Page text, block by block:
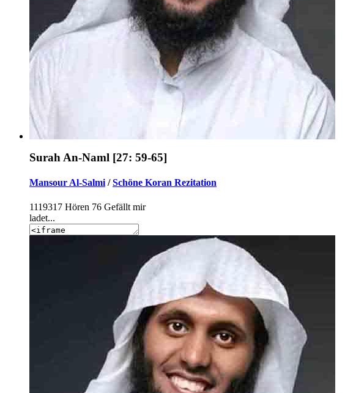
Surah An-Naml [27: 59-65]
Mansour Al-Salmi /Schöne Koran Rezitation
1119317 Hören 76 Gefällt mir
ladet...